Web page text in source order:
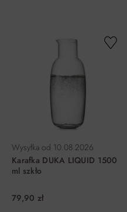
Wysyłka od 10.08.2026
Karafka DUKA LIQUID 1500
ml szkło
79,90 zł